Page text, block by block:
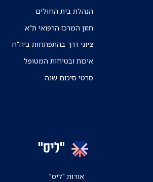
הנהלת בית החולים
חזון המרכז הרפואי ת"א
ציוני דרך בהתפתחות ביה"ח
איכות ובטיחות המטופל
סרטי סיכום שנה
"ליס"
אודות "ליס"